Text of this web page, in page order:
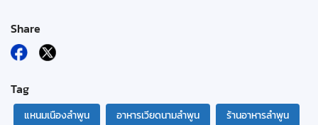
Share
Tag
แหนมเนืองลำพูน อาหารเวียดนามลำพูน
ร้านอาหารลำพูน